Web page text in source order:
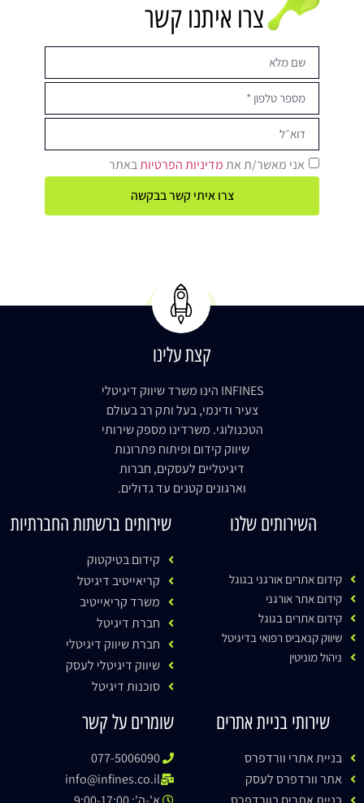
צרו איתנו קשר
אני מאשר/ת אתמדיניות הפרטיותבאתר
צרו איתי קשר בבקשה
קצת עלינו
INFINES הינו משרד שיווק דיגיטלי
צעיר ודינמי, בעל ותק רב בעולם
הטכנולוגי. משרדינו מספק שירותי
שיווק קידום ופיתוח פתרונות
דיגיטליים לעסקים, חברות
וארגונים קטנים עד גדולים.
השירותים שלנו
קידום אתרים אורגני בגוגל
קידום אתר אורגני
קידום אתרים בגוגל
שיווק קנאביס רפואי בדיגיטל
ניהול מוניטין
שירותים ברשתות החברתיות
קידום בטיקטוק
קריאייטיב דיגיטל
משרד קריאייטיב
חברת דיגיטל
חברת שיווק דיגיטלי
שיווק דיגיטלי לעסק
סוכנות דיגיטל
שירותי בניית אתרים
בניית אתרי וורדפרס
אתר וורדפרס לעסק
שומרים על קשר
077-5006090
info@infines.co.il